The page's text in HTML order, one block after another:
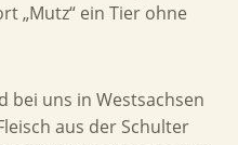
„Mutz“ ein Tier ohne
bei uns in Westsachsen
aus der Schulter